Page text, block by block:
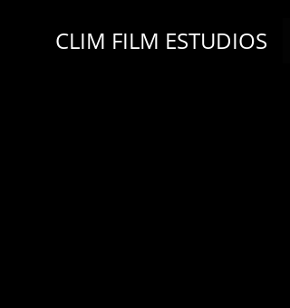
CLIM FILM ESTUDIOS